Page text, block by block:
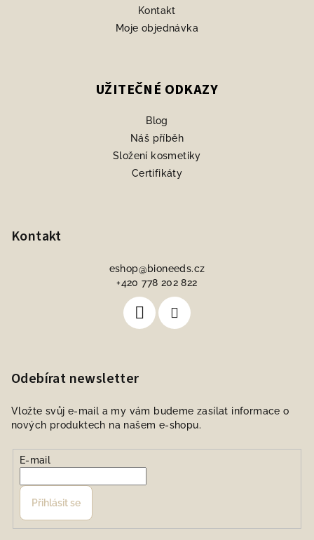
Kontakt
Moje objednávka
UŽITEČNÉ ODKAZY
Blog
Náš příběh
Složení kosmetiky
Certifikáty
Kontakt
eshop@bioneeds.cz
+420 778 202 822
Odebírat newsletter
Vložte svůj e-mail a my vám budeme zasílat informace o
nových produktech na našem e-shopu.
E-mail
Přihlásit se